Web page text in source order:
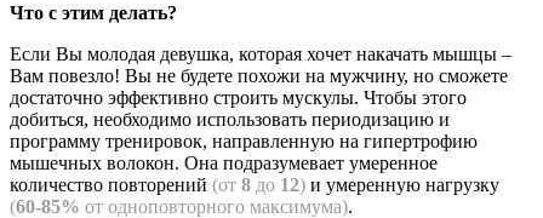
Что с этим делать?
Если Вы молодая девушка, которая хочет накачать мышцы –
Вам повезло! Вы не будете похожи на мужчину, но сможете
достаточно эффективно строить мускулы. Чтобы этого
добиться, необходимо использовать периодизацию и
программу тренировок, направленную на гипертрофию
мышечных волокон. Она подразумевает умеренное
количество повторений (от 8 до 12) и умеренную нагрузку
(60-85% от одноповторного максимума).